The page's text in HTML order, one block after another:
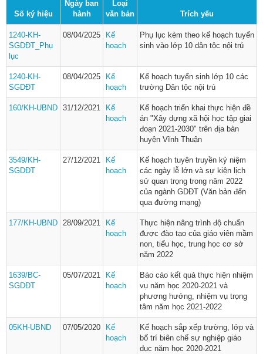
Số ký hiệu
Ngày ban
hành
Loại
văn bản
Trích yếu
1240-KH-
SGDĐT_Phụ
lục
08/04/2025
Kế
hoạch
Phụ lục kèm theo kế hoạch tuyển
sinh vào lớp 10 dân tộc nội trú
1240-KH-
SGDĐT
08/04/2025
Kế
hoạch
Kế hoạch tuyển sinh lớp 10 các
trường Dân tộc nội trú
160/KH-UBND 31/12/2021
Kế
hoạch
Kế hoạch triển khai thực hiện đề
án "Xây dựng xã hội học tập giai
đoạn 2021-2030" trên địa bàn
huyện Vĩnh Thuận
3549/KH-
SGDĐT
27/12/2021
Kế
hoạch
Kế hoạch tuyên truyền kỷ niệm
các ngày lễ lớn và sự kiện lịch
sử quan trọng trong năm 2022
của ngành GDĐT (Văn bản đến
qua đường mạng)
177/KH-UBND 28/09/2021
Kế
hoạch
Thực hiện nâng trình độ chuẩn
được đào tạo của giáo viên mầm
non, tiểu học, trung học cơ sở
năm 2022
1639/BC-
SGDĐT
05/07/2021
Kế
hoạch
Báo cáo kết quả thực hiện nhiệm
vụ năm học 2020-2021 và
phương hướng, nhiệm vụ trọng
tâm năm học 2021-2022
05KH-UBND 07/05/2020
Kế
hoạch
Kế hoạch sắp xếp trường, lớp và
bố trí biên chế sự nghiệp giáo
dục năm học 2020-2021